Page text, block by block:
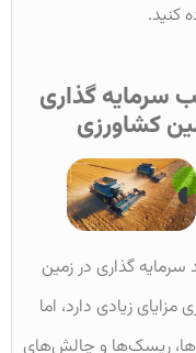
کنید.
سرمایه گذاری
کشاورزی
گذاری در زمین
مزایای زیادی دارد، اما
ریسک‌ها و چالش‌های